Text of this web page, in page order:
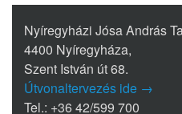
Nyíregyházi Jósa András
4400 Nyíregyháza,
Szent István út 68.
Útvonaltervezés ide →
Tel.: +36 42/599 700